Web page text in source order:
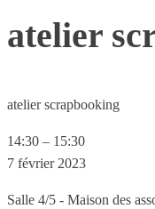
atelier
atelier scrapbooking
14:30 – 15:30
7 février 2023
Salle 4/5 - Maison des